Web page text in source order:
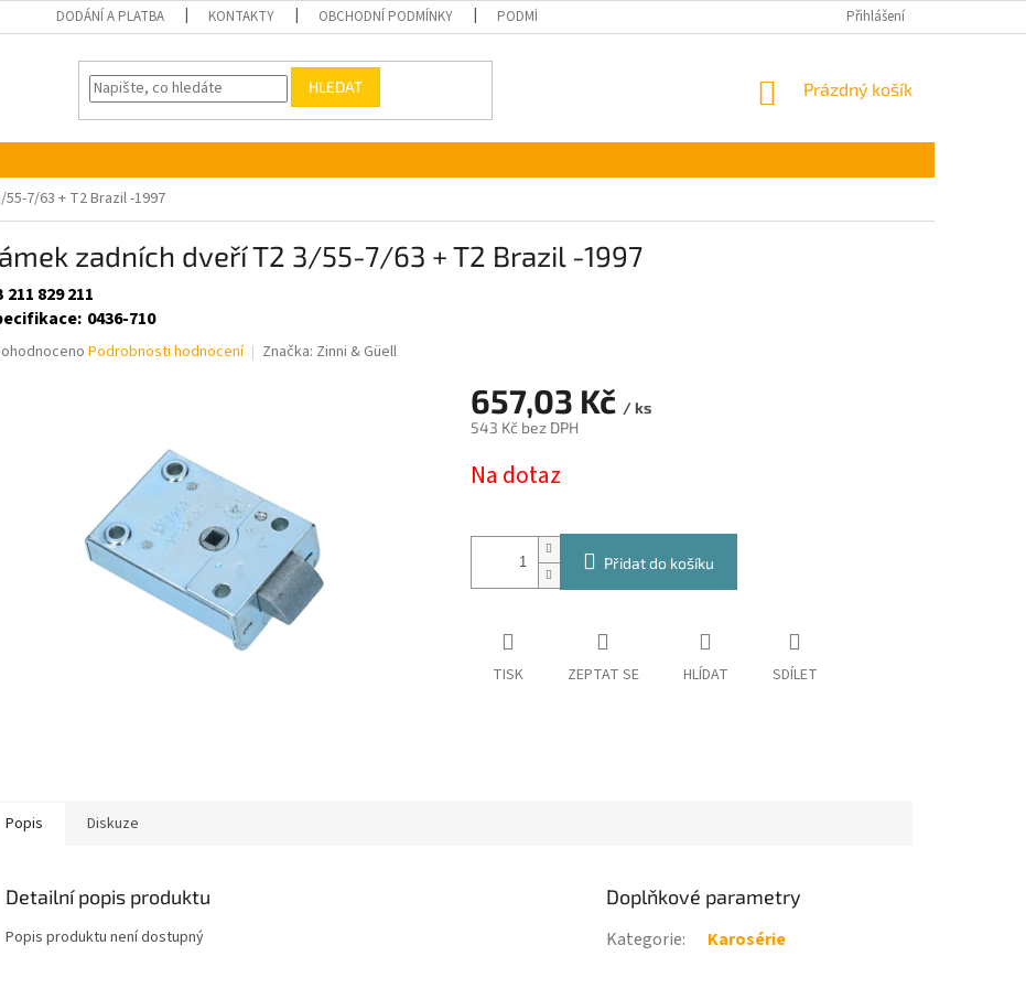
DODÁNÍ A PLATBA KONTAKTY OBCHODNÍ PODMÍNKY PODMÍNKY OCHRANY OSOBNÍCH ÚDAJŮ Přihlášení
HLEDAT
NÁKUPNÍ
Prázdný košík
7/63 + T2 Brazil -1997
zadních dveří T2 3/55-7/63 + T2 Brazil -1997
211 829 211
: 0436-710
Podrobnosti hodnocení Značka: Zinni & Güell
657,03 Kč / ks
543 Kč bez DPH
cena:
Na dotaz
Přidat do košíku
TISK ZEPTAT SE HLÍDAT SDÍLET
Popis Diskuze
Detailní popis produktu
Popis produktu není dostupný
Doplňkové parametry
Kategorie: Karosérie